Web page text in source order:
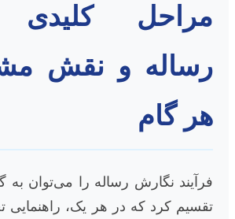
مراحل کلیدی
رساله و نقش
هر گام
فرآیند نگارش رساله را می‌توان
تقسیم کرد که در هر یک،